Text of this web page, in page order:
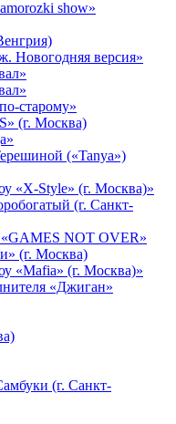
show»
Новогодняя версия»
старому»
(г. Москва)
(«Tanya»)
«X-Style» (г. Москва)»
(г. Санкт-
NOT OVER»
(г. Москва)
«Mafia» (г. Москва)»
«Джиган»
(г. Санкт-